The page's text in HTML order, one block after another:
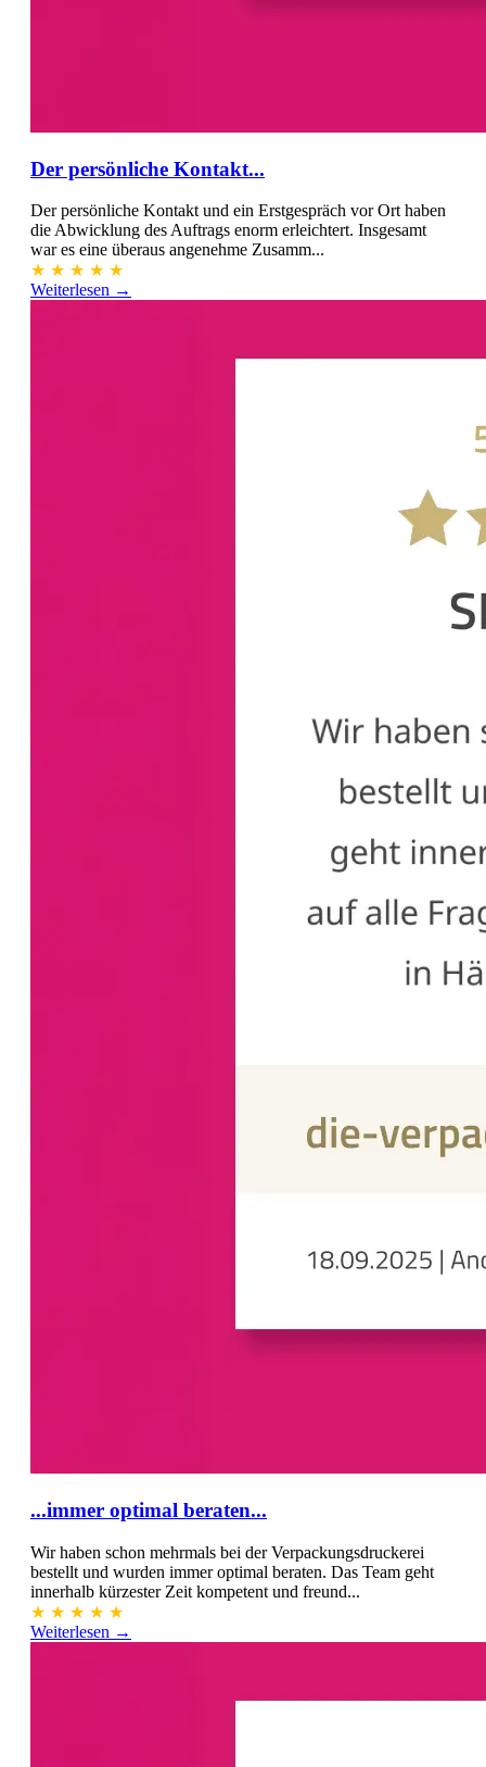
Der persönliche Kontakt...
Der persönliche Kontakt und ein Erstgespräch vor Ort haben
die Abwicklung des Auftrags enorm erleichtert. Insgesamt
war es eine überaus angenehme Zusamm...
★ ★ ★ ★ ★
Weiterlesen →
...immer optimal beraten...
Wir haben schon mehrmals bei der Verpackungsdruckerei
bestellt und wurden immer optimal beraten. Das Team geht
innerhalb kürzester Zeit kompetent und freund...
★ ★ ★ ★ ★
Weiterlesen →